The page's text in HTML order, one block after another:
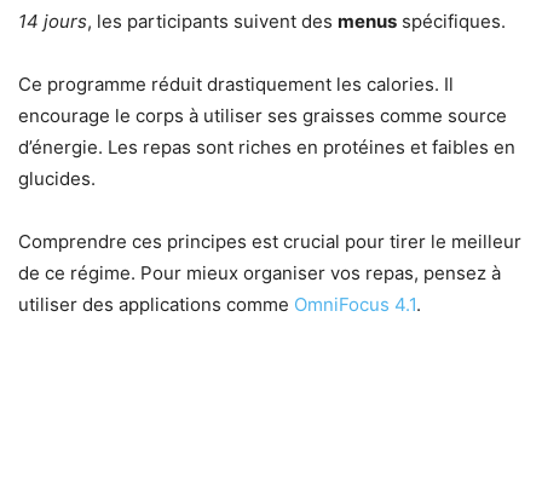
14 jours, les participants suivent des menus spécifiques.
Ce programme réduit drastiquement les calories. Il
encourage le corps à utiliser ses graisses comme source
d’énergie. Les repas sont riches en protéines et faibles en
glucides.
Comprendre ces principes est crucial pour tirer le meilleur
de ce régime. Pour mieux organiser vos repas, pensez à
utiliser des applications comme OmniFocus 4.1.